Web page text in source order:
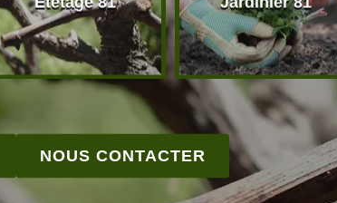
NOUS CONTACTER